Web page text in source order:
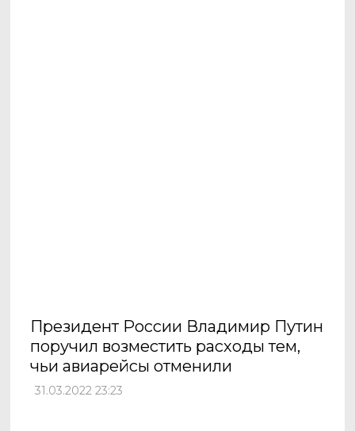
Президент России Владимир Путин
поручил возместить расходы тем,
чьи авиарейсы отменили
31.03.2022 23:23